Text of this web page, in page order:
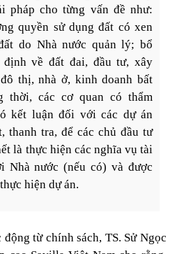
pháp cho từng vấn đề như:
quyền sử dụng đất có xen
do Nhà nước quản lý; bổ
định về đất đai, đầu tư, xây
thị, nhà ở, kinh doanh bất
thời, các cơ quan có thẩm
kết luận đối với các dự án
thanh tra, để các chủ đầu tư
là thực hiện các nghĩa vụ tài
Nhà nước (nếu có) và được
hiện dự án.
từ chính sách, TS. Sử Ngọc